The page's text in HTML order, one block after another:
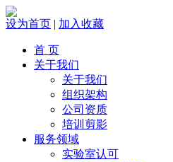
设为首页 | 加入收藏
首 页
关于我们
关于我们
组织架构
公司资质
培训剪影
服务领域
实验室认可